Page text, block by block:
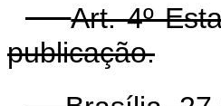
Art. 4º
publicação.